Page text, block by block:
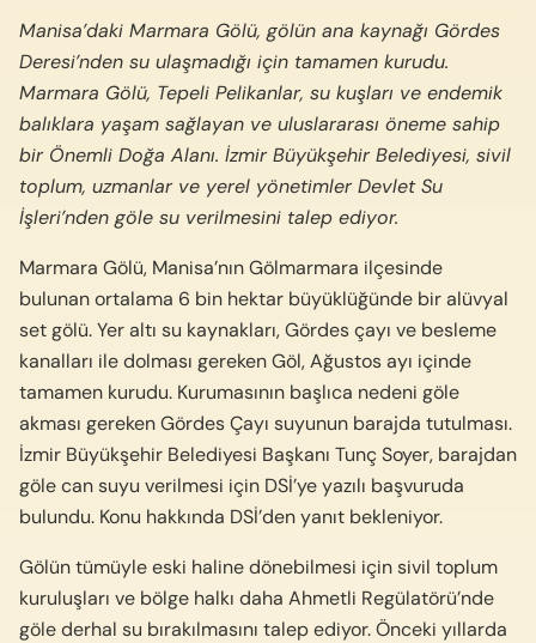
Manisa’daki Marmara Gölü, gölün ana kaynağı Gördes
Deresi’nden su ulaşmadığı için tamamen kurudu.
Marmara Gölü, Tepeli Pelikanlar, su kuşları ve endemik
balıklara yaşam sağlayan ve uluslararası öneme sahip
bir Önemli Doğa Alanı. İzmir Büyükşehir Belediyesi, sivil
toplum, uzmanlar ve yerel yönetimler Devlet Su
İşleri’nden göle su verilmesini talep ediyor.
Marmara Gölü, Manisa’nın Gölmarmara ilçesinde
bulunan ortalama 6 bin hektar büyüklüğünde bir alüvyal
set gölü. Yer altı su kaynakları, Gördes çayı ve besleme
kanalları ile dolması gereken Göl, Ağustos ayı içinde
tamamen kurudu. Kurumasının başlıca nedeni göle
akması gereken Gördes Çayı suyunun barajda tutulması.
İzmir Büyükşehir Belediyesi Başkanı Tunç Soyer, barajdan
göle can suyu verilmesi için DSİ’ye yazılı başvuruda
bulundu. Konu hakkında DSİ’den yanıt bekleniyor.
Gölün tümüyle eski haline dönebilmesi için sivil toplum
kuruluşları ve bölge halkı daha Ahmetli Regülatörü’nde
göle derhal su bırakılmasını talep ediyor. Önceki yıllarda